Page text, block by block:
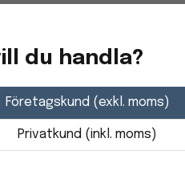
leverans
+
du handla?
Företagskund (exkl. moms)
Privatkund (inkl. moms)